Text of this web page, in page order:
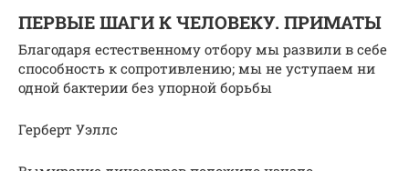
ПЕРВЫЕ ШАГИ К ЧЕЛОВЕКУ. ПРИМАТЫ
Благодаря естественному отбору мы развили в себе
способность к сопротивлению; мы не уступаем ни
одной бактерии без упорной борьбы
Герберт Уэллс